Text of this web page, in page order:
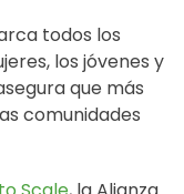
todos los
los jóvenes y
que más
comunidades